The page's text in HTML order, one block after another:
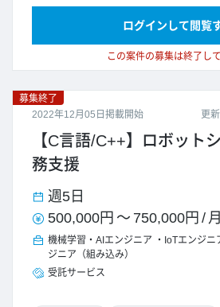
この案件の募集は終了し
ログインして閲覧
更
募集終了
2022年12月05日掲載開始
【C言語/C++】ロボット
務支援
週5日
500,000円 ～ 750,000円 /
機械学習・AIエンジニア IoTエンジニ
ジニア（組み込み）
受託サービス